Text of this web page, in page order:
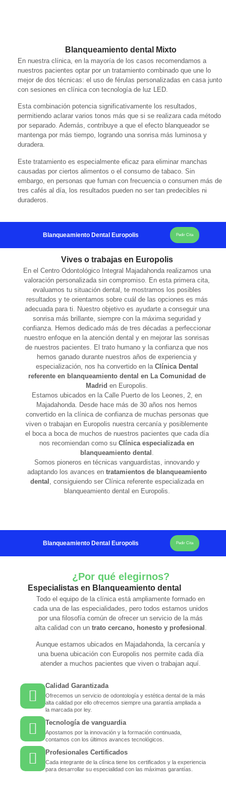
Blanqueamiento dental Mixto
En nuestra clínica, en la mayoría de los casos recomendamos a
nuestros pacientes optar por un tratamiento combinado que une lo
mejor de dos técnicas: el uso de férulas personalizadas en casa junto
con sesiones en clínica con tecnología de luz LED.
Esta combinación potencia significativamente los resultados,
permitiendo aclarar varios tonos más que si se realizara cada método
por separado. Además, contribuye a que el efecto blanqueador se
mantenga por más tiempo, logrando una sonrisa más luminosa y
duradera.
Este tratamiento es especialmente eficaz para eliminar manchas
causadas por ciertos alimentos o el consumo de tabaco. Sin
embargo, en personas que fuman con frecuencia o consumen más de
tres cafés al día, los resultados pueden no ser tan predecibles ni
duraderos.
Blanqueamiento Dental Europolis Pedir Cita
Vives o trabajas en Europolis
En el Centro Odontológico Integral Majadahonda realizamos una
valoración personalizada sin compromiso. En esta primera cita,
evaluamos tu situación dental, te mostramos los posibles
resultados y te orientamos sobre cuál de las opciones es más
adecuada para ti. Nuestro objetivo es ayudarte a conseguir una
sonrisa más brillante, siempre con la máxima seguridad y
confianza. Hemos dedicado más de tres décadas a perfeccionar
nuestro enfoque en la atención dental y en mejorar las sonrisas
de nuestros pacientes. El trato humano y la confianza que nos
hemos ganado durante nuestros años de experiencia y
especialización, nos ha convertido en la Clínica Dental
referente en blanqueamiento dental en La Comunidad de
Madrid en Europolis.
Estamos ubicados en la Calle Puerto de los Leones, 2, en
Majadahonda. Desde hace más de 30 años nos hemos
convertido en la clínica de confianza de muchas personas que
viven o trabajan en Europolis nuestra cercanía y posiblemente
el boca a boca de muchos de nuestros pacientes que cada día
nos recomiendan como su Clínica especializada en
blanqueamiento dental
Somos pioneros en técnicas vanguardistas, innovando y
adaptando los avances en tratamientos de blanqueamiento
dental
, consiguiendo ser Clínica referente especializada en
blanqueamiento dental en Europolis.
Blanqueamiento Dental Europolis Pedir Cita
¿Por qué elegirnos?
Especialistas en Blanqueamiento dental
Todo el equipo de la clínica está ampliamente formado en
cada una de las especialidades, pero todos estamos unidos
por una filosofía común de ofrecer un servicio de la más
alta calidad con untrato cercano, honesto y profesional
Aunque estamos ubicados en Majadahonda, la cercanía y
una buena ubicación con Europolis nos permite cada día
atender a muchos pacientes que viven o trabajan aquí.
Calidad Garantizada
Ofrecemos un servicio de odontología y estética dental de la más
alta calidad por ello ofrecemos siempre una garantía ampliada a
la marcada por ley.
Tecnología de vanguardia
Apostamos por la innovación y la formación continuada,
contamos con los últimos avances tecnológicos.
Profesionales Certificados
Cada integrante de la clínica tiene los certificados y la experiencia
para desarrollar su especialidad con las máximas garantías.